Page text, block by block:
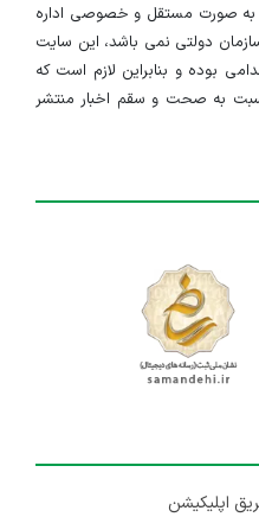
به صورت مستقل و خصوصی اداره
دولتی نمی باشد، این سایت
بوده و بنابراین لازم است که
به صحت و سقم اخبار منتشر
اپلیکیشن